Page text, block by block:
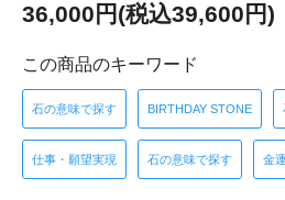
36,000円(税込39,600円)
この商品のキーワード
石の意味で探す BIRTHDAY STONE
仕事・願望実現 石の意味で探す 金運